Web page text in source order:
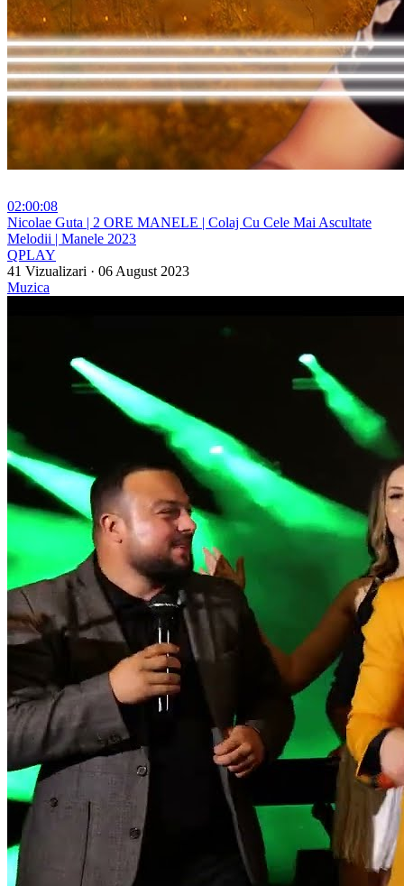
02:00:08
⁣Nicolae Guta | 2 ORE MANELE | Colaj Cu Cele Mai Ascultate
Melodii | Manele 2023
QPLAY
41 Vizualizari · 06 August 2023
Muzica